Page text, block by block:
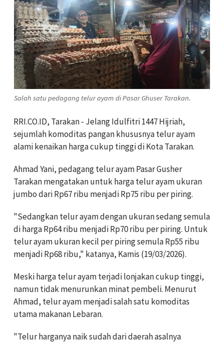
Salah satu pedagang telur ayam di Pasar Ghuser Tarakan.
RRI.CO.ID, Tarakan - Jelang Idulfitri 1447 Hijriah,
sejumlah komoditas pangan khususnya telur ayam
alami kenaikan harga cukup tinggi di Kota Tarakan.
Ahmad Yani, pedagang telur ayam Pasar Gusher
Tarakan mengatakan untuk harga telur ayam ukuran
jumbo dari Rp67 ribu menjadi Rp75 ribu per piring.
"Sedangkan telur ayam dengan ukuran sedang semula
di harga Rp64 ribu menjadi Rp70 ribu per piring. Untuk
telur ayam ukuran kecil per piring semula Rp55 ribu
menjadi Rp68 ribu," katanya, Kamis (19/03/2026).
Meski harga telur ayam terjadi lonjakan cukup tinggi,
namun tidak menurunkan minat pembeli. Menurut
Ahmad, telur ayam menjadi salah satu komoditas
utama makanan Lebaran.
"Telur harganya naik sudah dari daerah asalnya